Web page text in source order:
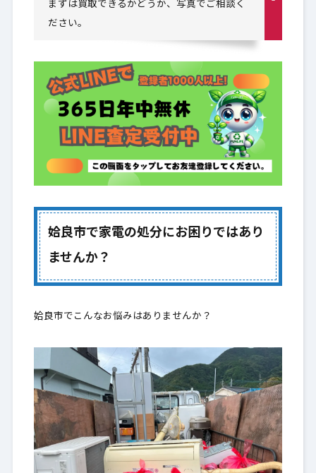
まずはこれだけでOK（共通：最短4点）
7-2.品目別：追加であると早い写真
8.
出張買取の流れ（STEP）「姶良市（姶良・
加治木・蒲生）」
対応エリア（姶良市）
11.
談はこちら）｜姶良市
収可否」をご案内します
11-2.一般のお客様：まず送ってほしい写真（最短4
11-3.業者様向け：エコキュート・電気温水器の回
収（買取）
まずは買取できるかどうか、写真でご相談く
ださい。
姶良市で家電の処分にお困りではあり
ませんか？
姶良市でこんなお悩みはありませんか？